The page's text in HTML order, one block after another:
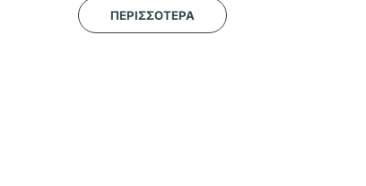
ΠΕΡΙΣΣΌΤΕΡΑ